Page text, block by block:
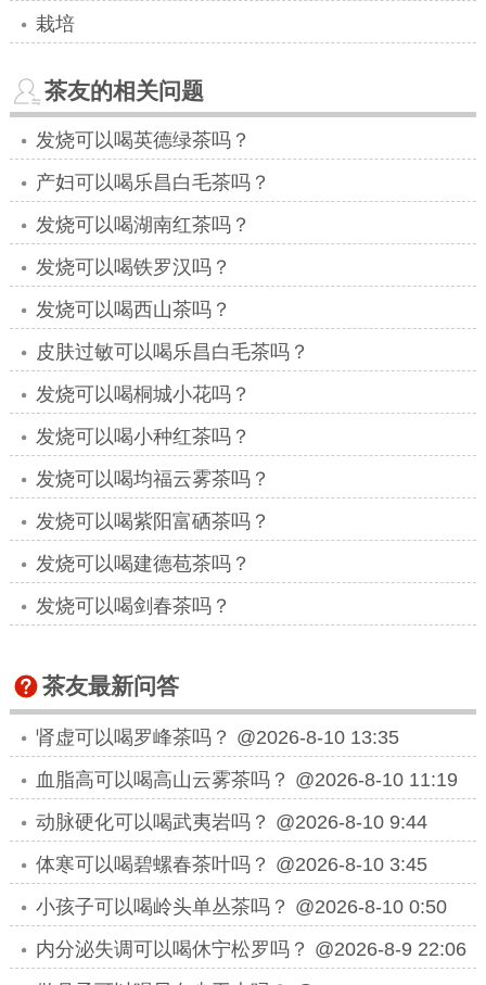
栽培
茶友的相关问题
发烧可以喝英德绿茶吗？
产妇可以喝乐昌白毛茶吗？
发烧可以喝湖南红茶吗？
发烧可以喝铁罗汉吗？
发烧可以喝西山茶吗？
皮肤过敏可以喝乐昌白毛茶吗？
发烧可以喝桐城小花吗？
发烧可以喝小种红茶吗？
发烧可以喝均福云雾茶吗？
发烧可以喝紫阳富硒茶吗？
发烧可以喝建德苞茶吗？
发烧可以喝剑春茶吗？
茶友最新问答
肾虚可以喝罗峰茶吗？ @2026-8-10 13:35
血脂高可以喝高山云雾茶吗？ @2026-8-10 11:19
动脉硬化可以喝武夷岩吗？ @2026-8-10 9:44
体寒可以喝碧螺春茶叶吗？ @2026-8-10 3:45
小孩子可以喝岭头单丛茶吗？ @2026-8-10 0:50
内分泌失调可以喝休宁松罗吗？ @2026-8-9 22:06